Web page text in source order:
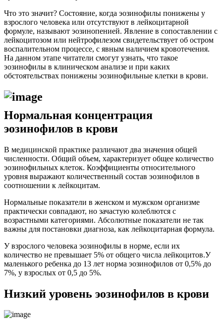
Что это значит? Состояние, когда эозинофилы понижены у
взрослого человека или отсутствуют в лейкоцитарной
формуле, называют эозинопенией. Явление в сопоставлении с
лейкоцитозом или нейтрофилезом свидетельствует об остром
воспалительном процессе, с явным наличием кровотечения.
На данном этапе читатели смогут узнать, что такое
эозинофилы в клиническом анализе и при каких
обстоятельствах понижены эозинофильные клетки в крови.
Нормальная концентрация
эозинофилов в крови
В медицинской практике различают два значения общей
численности. Общий объем, характеризует общее количество
эозинофильных клеток. Коэффициенты относительного
уровня выражают количественный состав эозинофилов в
соотношении к лейкоцитам.
Нормальные показатели в женском и мужском организме
практически совпадают, но зачастую колеблются с
возрастными категориями. Абсолютные показатели не так
важны для постановки диагноза, как лейкоцитарная формула.
У взрослого человека эозинофилы в норме, если их
количество не превышает 5% от общего числа лейкоцитов.У
маленького ребенка до 13 лет норма эозинофилов от 0,5% до
7%, у взрослых от 0,5 до 5%.
Низкий уровень эозинофилов в крови